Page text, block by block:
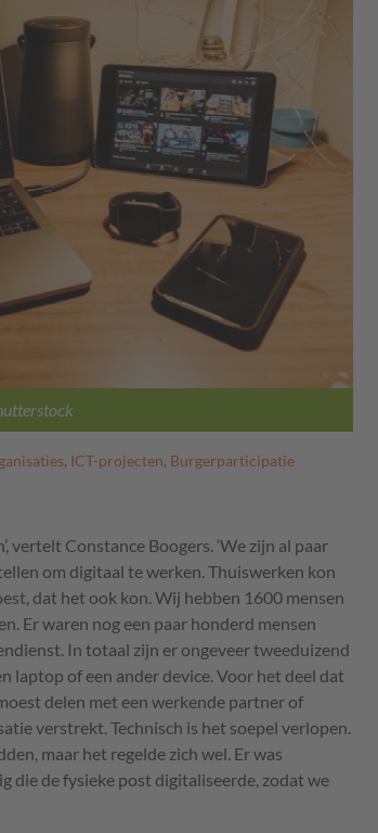
, ICT-projecten, Burgerparticipatie
vertelt Constance Boogers. ‘We zijn al paar
om digitaal te werken. Thuiswerken kon
dat het ook kon. Wij hebben 1600 mensen
Er waren nog een paar honderd mensen
In totaal zijn er ongeveer tweeduizend
laptop of een ander device. Voor het deel dat
delen met een werkende partner of
verstrekt. Technisch is het soepel verlopen.
maar het regelde zich wel. Er was
die de fysieke post digitaliseerde, zodat we